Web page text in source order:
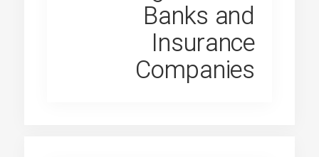
Banks and
Insurance
Companies